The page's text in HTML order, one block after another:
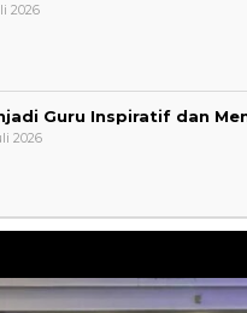
2026
Guru Inspiratif dan
2026